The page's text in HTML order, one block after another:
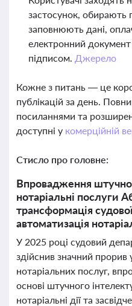
застосунок, обирають
заповнюють дані,
електронний документ
підписом. Джерело
Кожне з питань — це
публікацій за день.
посиланнями та
доступні у комерційній
Стисло про головне:
Впровадження
нотаріальні послуги
трансформація
автоматизація
У 2025 році судовий
здійснив значний прорив
нотаріальних послуг,
основі штучного
нотаріальні дії та